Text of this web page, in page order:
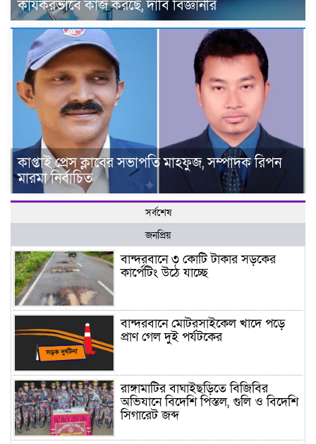
কার্যকরভাবে কাজ করছে, দাবি বিজ্ঞানীর
কাপ্তাই প্রেস ক্লাবের সভাপতি মাহফুজ, সম্পাদক রিপন
মারমা নির্বাচিত
সর্বশেষ
জনপ্রিয়
বান্দরবানে ৩ কোটি টাকার সড়কের
কার্পেটিং উঠে যাচ্ছে
বান্দরবানে মোটরসাইকেল খাদে পড়ে
প্রাণ গেল দুই পর্যটকের
রাঙ্গামাটির বাঘাইছড়িতে বিজিবির
অভিযানে বিদেশি পিস্তল, গুলি ও বিদেশি
সিগারেট জব্দ